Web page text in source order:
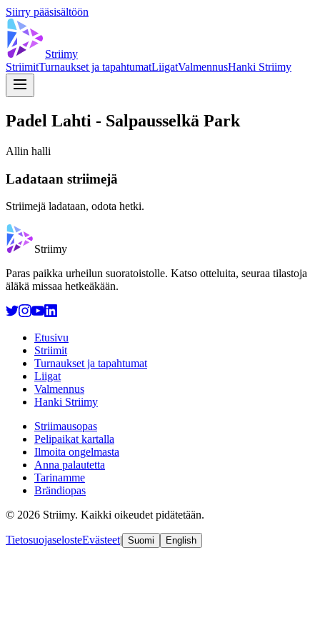
Siirry pääsisältöön
Striimy
StriimitTurnaukset ja tapahtumatLiigatValmennusHanki Striimy
Padel Lahti - Salpausselkä Park
Allin halli
Ladataan striimejä
Striimejä ladataan, odota hetki.
Striimy
Paras paikka urheilun suoratoistolle. Katso otteluita, seuraa tilastoja
äläkä missaa hetkeäkään.
Etusivu
Striimit
Turnaukset ja tapahtumat
Liigat
Valmennus
Hanki Striimy
Striimausopas
Pelipaikat kartalla
Ilmoita ongelmasta
Anna palautetta
Tarinamme
Brändiopas
© 2026 Striimy. Kaikki oikeudet pidätetään.
TietosuojaselosteEvästeet| Suomi English